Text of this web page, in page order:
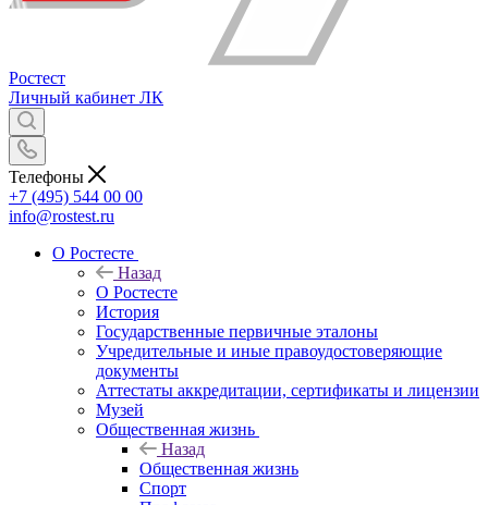
Ростест
Личный кабинет ЛК
Телефоны
+7 (495) 544 00 00
info@rostest.ru
О Ростесте
Назад
О Ростесте
История
Государственные первичные эталоны
Учредительные и иные правоудостоверяющие
документы
Аттестаты аккредитации, сертификаты и лицензии
Музей
Общественная жизнь
Назад
Общественная жизнь
Спорт